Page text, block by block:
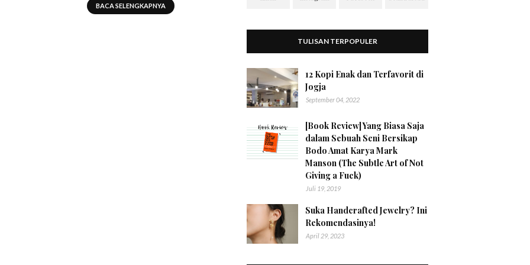
BACA SELENGKAPNYA
TULISAN TERPOPULER
12 Kopi Enak dan Terfavorit di
Jogja
September 04, 2022
[Book Review] Yang Biasa Saja
dalam Sebuah Seni Bersikap
Bodo Amat Karya Mark
Manson (The Subtle Art of Not
Giving a Fuck)
Juli 19, 2019
Suka Handcrafted Jewelry? Ini
Rekomendasinya!
April 29, 2023